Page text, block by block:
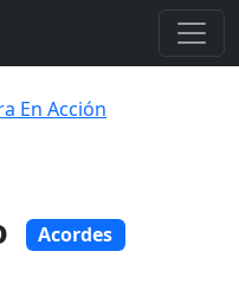
En Acción
Acordes